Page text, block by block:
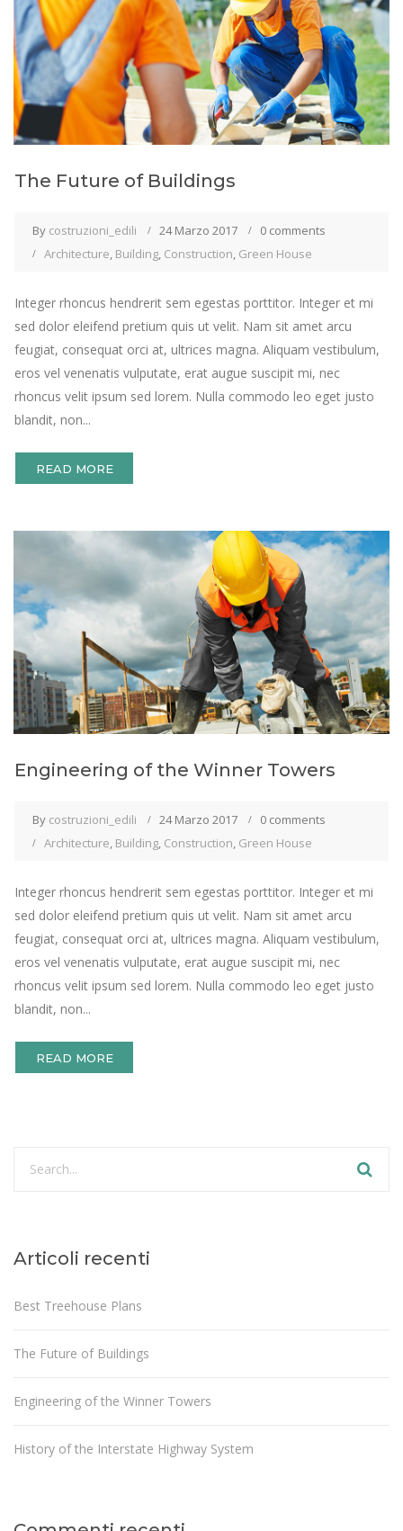
The Future of Buildings
By costruzioni_edili 24 Marzo 2017
0 comments
Architecture, Building, Construction, Green House
Integer rhoncus hendrerit sem egestas porttitor. Integer et mi
sed dolor eleifend pretium quis ut velit. Nam sit amet arcu
feugiat, consequat orci at, ultrices magna. Aliquam vestibulum,
eros vel venenatis vulputate, erat augue suscipit mi, nec
rhoncus velit ipsum sed lorem. Nulla commodo leo eget justo
blandit, non...
READ MORE
Engineering of the Winner Towers
By costruzioni_edili 24 Marzo 2017
0 comments
Architecture Building Construction Green House
Integer rhoncus hendrerit sem egestas porttitor. Integer et mi
sed dolor eleifend pretium quis ut velit. Nam sit amet arcu
feugiat, consequat orci at, ultrices magna. Aliquam vestibulum,
eros vel venenatis vulputate, erat augue suscipit mi, nec
rhoncus velit ipsum sed lorem. Nulla commodo leo eget justo
blandit, non...
READ MORE
Articoli recenti
Best Treehouse Plans
The Future of Buildings
Engineering of the Winner Towers
History of the Interstate Highway System